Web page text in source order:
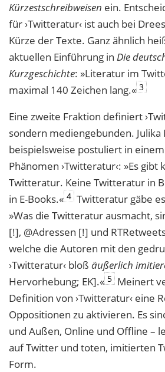
Kürzestschreibweisen ein.
für ›Twitteratur‹ ist auch bei
Kürze der Texte. Ganz ähnlich
aktuellen Einführung in Die
Kurzgeschichte: »Literatur im
maximal 140 Zeichen lang.« 3
Eine zweite Fraktion definiert
sondern mediengebunden.
beispielsweise postuliert in
Phänomen ›Twitteratur‹: »Es gibt
Twitteratur. Keine Twitteratur in
in E-Books.« 4 Twitteratur gäbe
»Was die Twitteratur ausmacht,
[!], @Adressen [!] und
welche die Autoren mit den
›Twitteratur‹ bloß äußerlich
Hervorhebung; EK].« 5 Meinert
Definition von ›Twitteratur‹ eine
Oppositionen zu aktivieren. Es
und Außen, Online und Offline –
auf Twitter und toten, imitierten
Form.